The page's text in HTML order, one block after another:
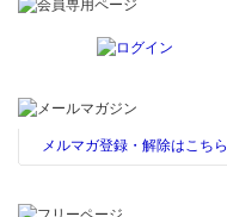
メルマガ登録・解除はこちら